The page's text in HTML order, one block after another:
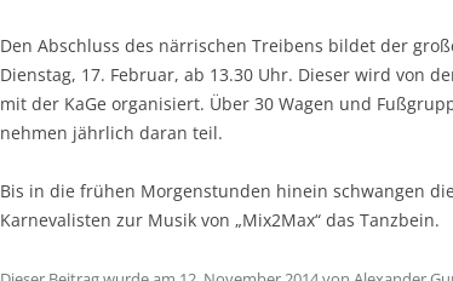
Den Abschluss des närrischen Treibens bildet der
Dienstag, 17. Februar, ab 13.30 Uhr. Dieser wird von
mit der KaGe organisiert. Über 30 Wagen und
nehmen jährlich daran teil.
Bis in die frühen Morgenstunden hinein schwangen
Karnevalisten zur Musik von „Mix2Max“ das Tanzbein.